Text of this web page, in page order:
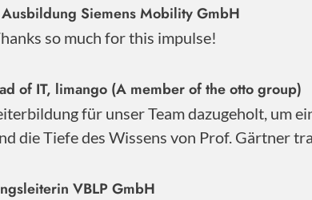
Siemens Mobility GmbH
so much for this impulse!
of IT, limango (A member of the otto group)
für unser Team dazugeholt, um
die Tiefe des Wissens von Prof. Gärtner
VBLP GmbH